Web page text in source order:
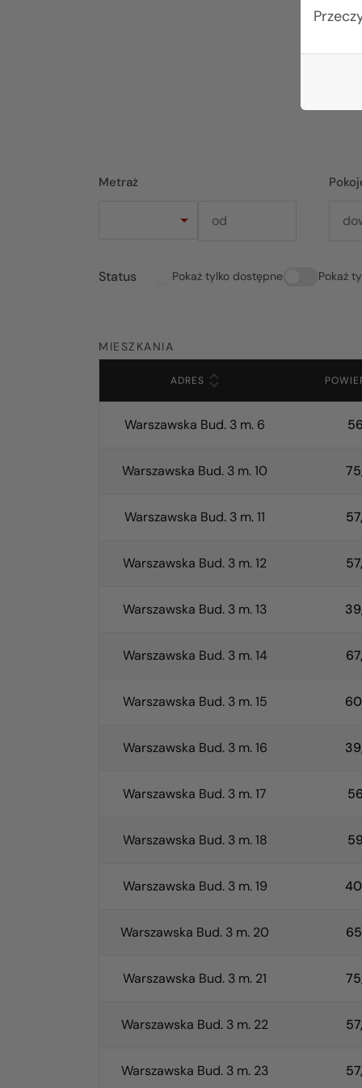
Metraż
Status Pokaż tylko dostępne Pokaż
MIESZKANIA
Lista dostępnych mieszkań
ADRES
Warszawska Bud. 3 m. 6
Warszawska Bud. 3 m. 10
Warszawska Bud. 3 m. 11
Warszawska Bud. 3 m. 12
Warszawska Bud. 3 m. 13
Warszawska Bud. 3 m. 14
Warszawska Bud. 3 m. 15
Warszawska Bud. 3 m. 16
Warszawska Bud. 3 m. 17
Warszawska Bud. 3 m. 18
Warszawska Bud. 3 m. 19
Warszawska Bud. 3 m. 20
Warszawska Bud. 3 m. 21
Warszawska Bud. 3 m. 22
Warszawska Bud. 3 m. 23